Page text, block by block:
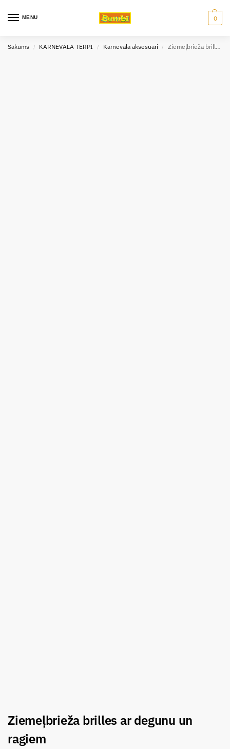
MENU 0
Sākums / KARNEVĀLA TĒRPI / Karnevāla aksesuāri / Ziemeļbrieža brilles ar degunu un ragiem
Ziemeļbrieža brilles ar degunu un
ragiem